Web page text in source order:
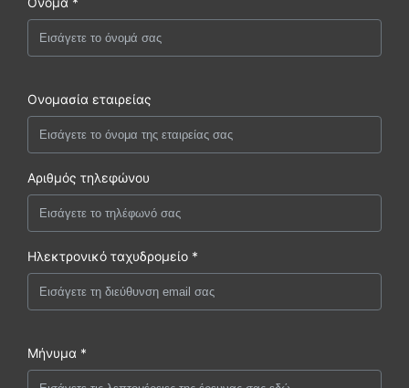
Ονομασία εταιρείας
Αριθμός τηλεφώνου
Ηλεκτρονικό ταχυδρομείο *
Μήνυμα *